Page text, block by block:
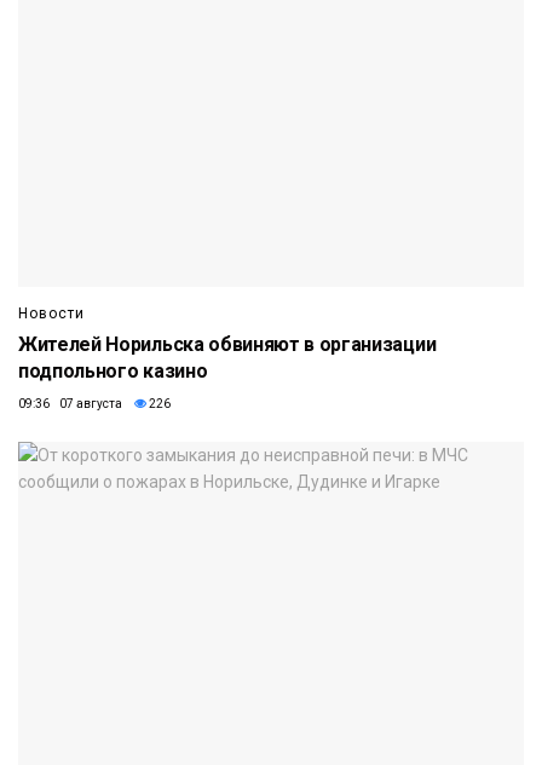
Новости
Жителей Норильска обвиняют в организации
подпольного казино
09:36 07 августа 226